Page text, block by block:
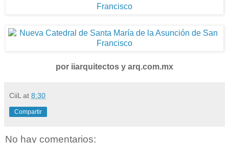
por iiarquitectos y arq.com.mx
CiiL at 8:30
Compartir
No hay comentarios: